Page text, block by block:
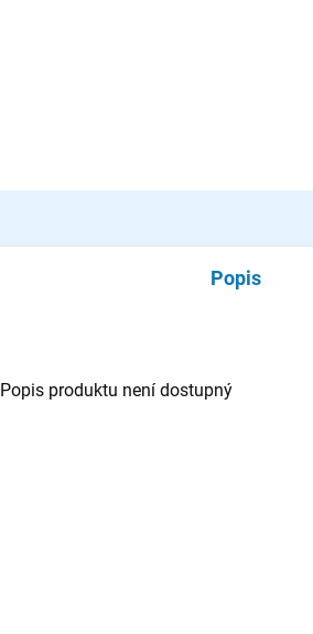
Popis
Popis produktu není dostupný